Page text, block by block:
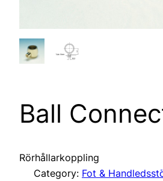
Ball
Rörhållarkoppling
Category: Fot &